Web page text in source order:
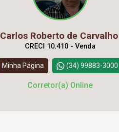
Carlos Roberto de Carvalho
CRECI 10.410 - Venda
Minha Página (34) 99883-3000
Corretor(a) Online